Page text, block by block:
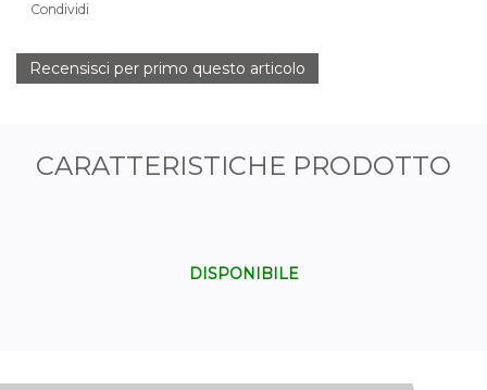
Condividi
Recensisci per primo questo articolo
CARATTERISTICHE PRODOTTO
DISPONIBILE